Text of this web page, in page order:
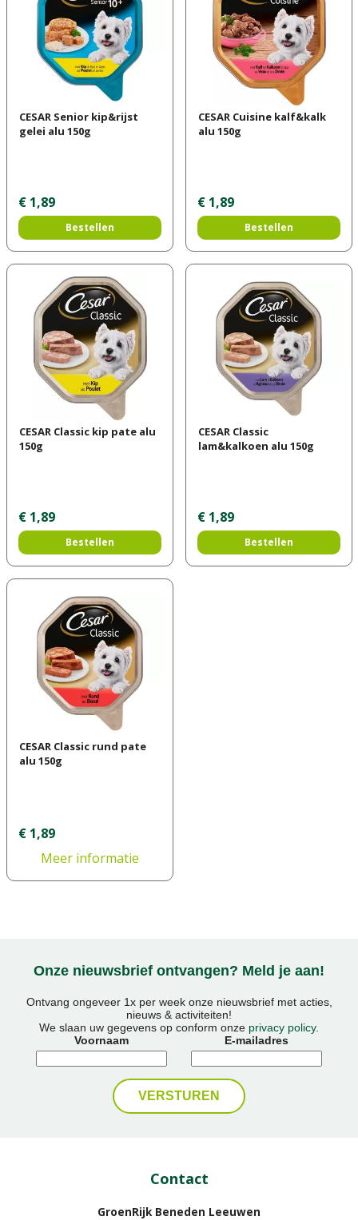
CESAR Senior kip&rijst
gelei alu 150g
€ 1,89
Bestellen
CESAR Cuisine kalf&kalk
alu 150g
€ 1,89
Bestellen
CESAR Classic kip pate alu
150g
€ 1,89
Bestellen
CESAR Classic
lam&kalkoen alu 150g
€ 1,89
Bestellen
CESAR Classic rund pate
alu 150g
€ 1,89
Meer informatie
Onze nieuwsbrief ontvangen? Meld je aan!
Ontvang ongeveer 1x per week onze nieuwsbrief met acties,
nieuws & activiteiten!
We slaan uw gegevens op conform onze privacy policy.
Voornaam
E-mailadres
Contact
GroenRijk Beneden Leeuwen​